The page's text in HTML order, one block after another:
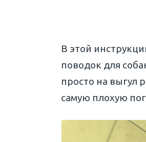
В этой
поводок для
просто на выгул
самую плохую